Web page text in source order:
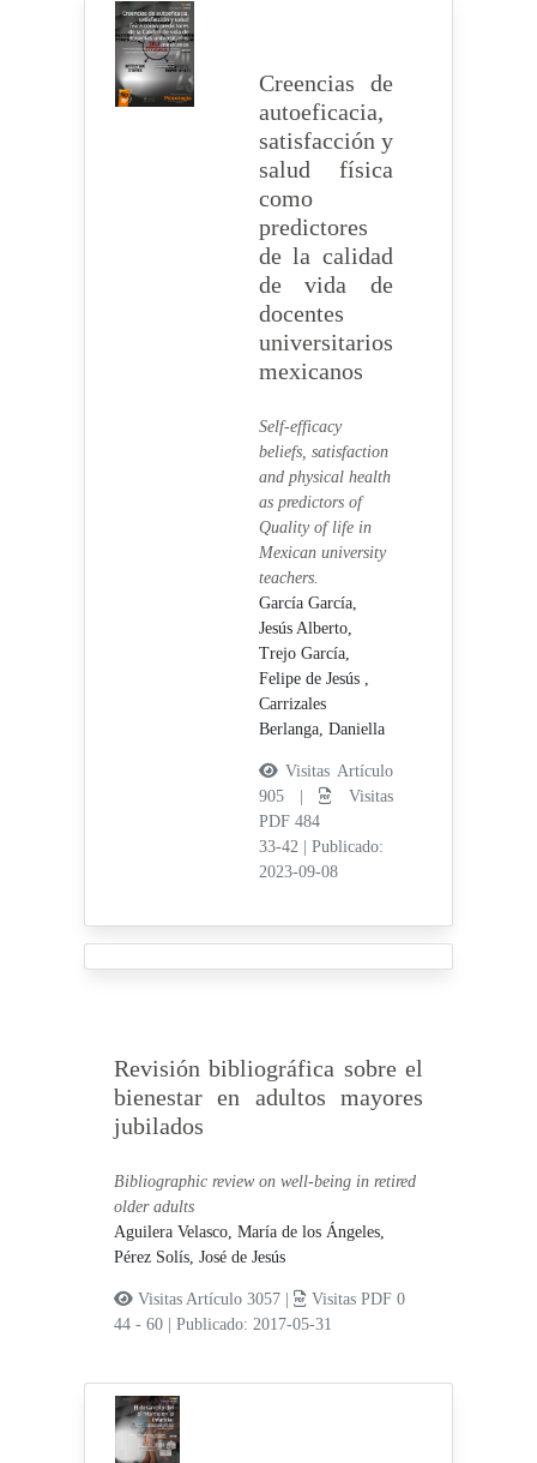
Creencias de
autoeficacia,
satisfacción y
salud física
como
predictores
de la calidad
de vida de
docentes
universitarios
mexicanos
Self-efficacy
beliefs, satisfaction
and physical health
as predictors of
Quality of life in
Mexican university
teachers.
García García,
Jesús Alberto,
Trejo García,
Felipe de Jesús ,
Carrizales
Berlanga, Daniella
Visitas Artículo
905 |
Visitas
PDF 484
33-42
Publicado:
2023-09-08
Revisión bibliográfica sobre el
bienestar en adultos mayores
jubilados
Bibliographic review on well-being in retired
older adults
Aguilera Velasco, María de los Ángeles,
Pérez Solís, José de Jesús
Visitas Artículo 3057 |
Visitas PDF 0
44 - 60
|Publicado: 2017-05-31